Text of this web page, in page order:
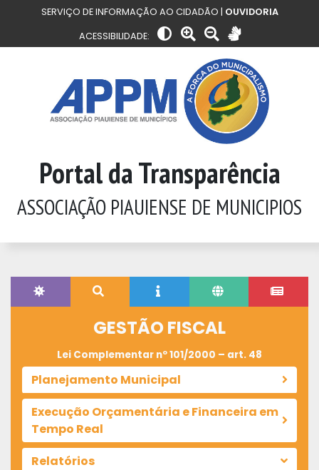
SERVIÇO DE INFORMAÇÃO AO CIDADÃO | OUVIDORIA
ACESSIBILIDADE:
Portal da Transparência
ASSOCIAÇÃO PIAUIENSE DE MUNICIPIOS
GESTÃO FISCAL
Lei Complementar nº 101/2000 – art. 48
Planejamento Municipal
Execução Orçamentária e Financeira em
Tempo Real
Relatórios